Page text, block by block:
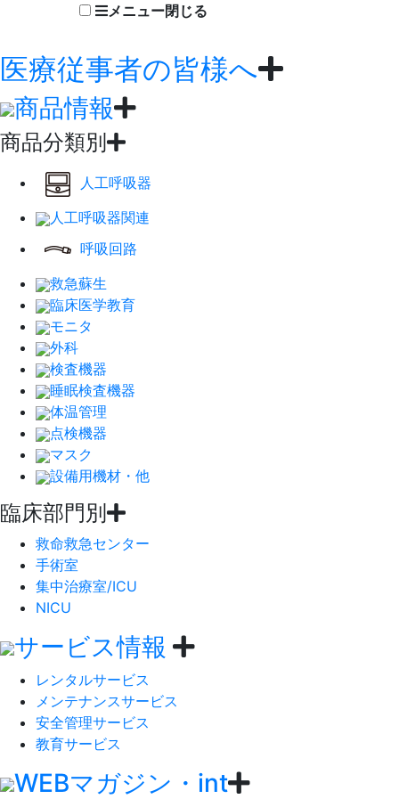
メニュー閉じる
医療従事者の皆様へ
商品情報
商品分類別
人工呼吸器
人工呼吸器関連
呼吸回路
救急蘇生
臨床医学教育
モニタ
外科
検査機器
睡眠検査機器
体温管理
点検機器
マスク
設備用機材・他
臨床部門別
救命救急センター
手術室
集中治療室/ICU
NICU
サービス情報
レンタルサービス
メンテナンスサービス
安全管理サービス
教育サービス
WEBマガジン・int